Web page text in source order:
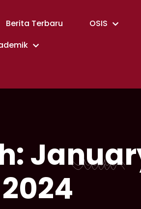
Berita Terbaru OSIS
2024